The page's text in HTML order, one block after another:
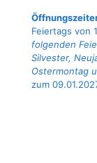
Feiertags von
folgenden
Silvester,
Ostermontag
zum